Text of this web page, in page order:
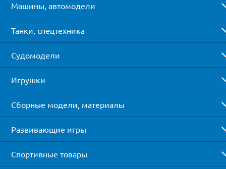
Машины, автомодели
Танки, спецтехника
Судомодели
Игрушки
Сборные модели, материалы
Развивающие игры
Спортивные товары